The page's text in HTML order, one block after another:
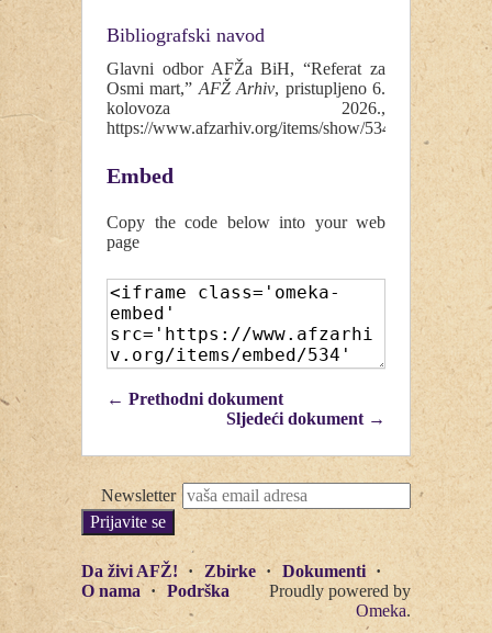
Bibliografski navod
Glavni odbor AFŽa BiH, “Referat za
Osmi mart,”AFŽ Arhiv, pristupljeno 6.
kolovoza 2026.,
https://www.afzarhiv.org/items/show/534
Embed
Copy the code below into your web
page
← Prethodni dokument
Sljedeći dokument →
Newsletter
Da živi AFŽ! Zbirke
Dokumenti
O nama
Podrška
Proudly powered by
Omeka.